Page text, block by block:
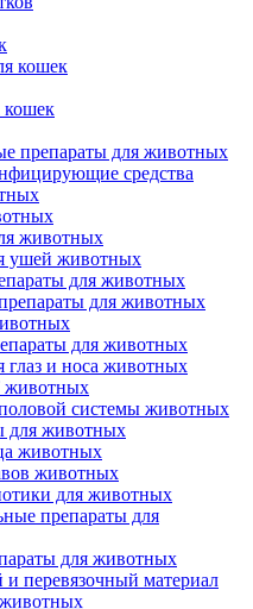
кошек
кошек
препараты для животных
средства
животных
ушей животных
для животных
для животных
для животных
и носа животных
системы животных
для животных
животных
животных
для животных
препараты для
для животных
перевязочный материал